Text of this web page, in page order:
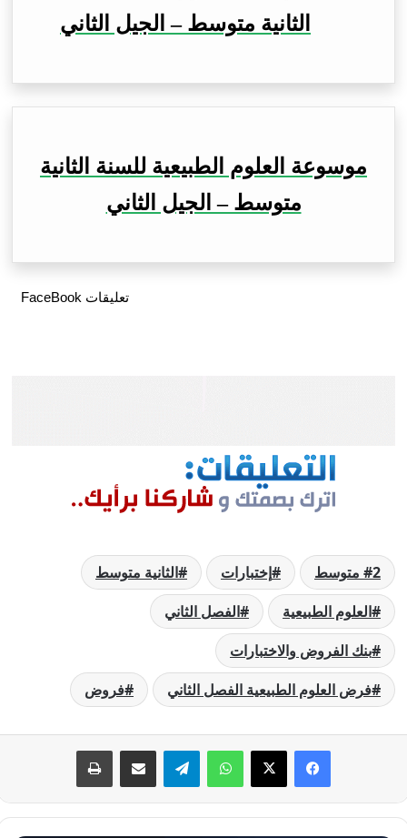
الثانية متوسط – الجيل الثاني
موسوعة العلوم الطبيعية للسنة الثانية
متوسط – الجيل الثاني
تعليقات FaceBook
2 متوسط إختبارات
الثانية متوسط
العلوم الطبيعية
الفصل الثاني
بنك الفروض والاختبارات
فرض العلوم الطبيعية الفصل الثاني
فروض
فيسبوك
‫X واتسابتيلقراممشاركة عبر البريد طباعة